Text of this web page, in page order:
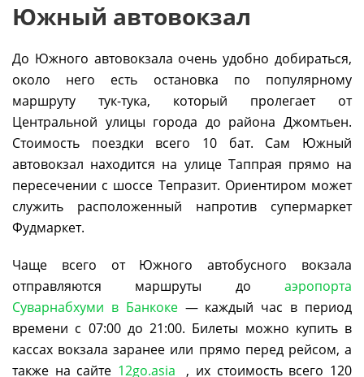
Южный автовокзал
До Южного автовокзала очень удобно добираться,
около него есть остановка по популярному
маршруту тук-тука, который пролегает от
Центральной улицы города до района Джомтьен.
Стоимость поездки всего 10 бат. Сам Южный
автовокзал находится на улице Таппрая прямо на
пересечении с шоссе Тепразит. Ориентиром может
служить расположенный напротив супермаркет
Фудмаркет.
Чаще всего от Южного автобусного вокзала
отправляются маршруты до аэропорта
Суварнабхуми в Банкоке— каждый час в период
времени с 07:00 до 21:00. Билеты можно купить в
кассах вокзала заранее или прямо перед рейсом, а
также на сайте 12go.asia , их стоимость всего 120